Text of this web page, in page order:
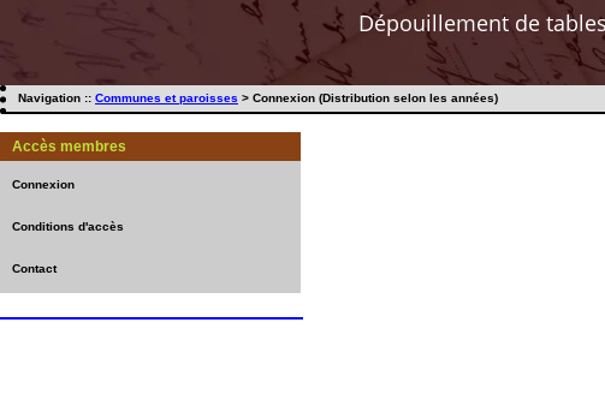
Dépouillement de
Navigation :: Communes et paroisses > Connexion (Distribution selon les années)
Accès membres
Connexion
Conditions d'accès
Contact